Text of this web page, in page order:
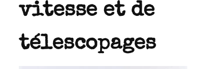
vitesse et de
télescopages